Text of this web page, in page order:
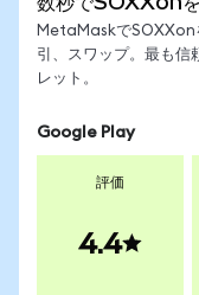
MetaMaskでSOXXon
引、スワップ。最も信
レット。
Google Play
評価
4.4